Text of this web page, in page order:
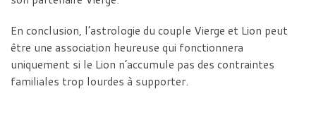
En conclusion, l’astrologie du couple Vierge et Lion peut
être une association heureuse qui fonctionnera
uniquement si le Lion n’accumule pas des contraintes
familiales trop lourdes à supporter.